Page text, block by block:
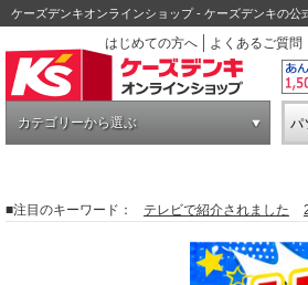
ケーズデンキオンラインショップ - ケーズデンキの公
はじめての方へ
よくあるご質問
カテゴリーから選ぶ パ
■注目のキーワード： テレビで紹介されました